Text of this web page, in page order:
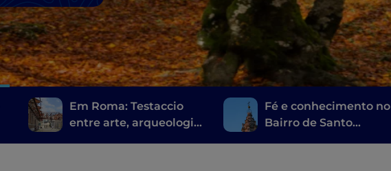
Em Roma: Testaccio
entre arte, arqueologia
Fé e conhecimento no
Bairro de Santo